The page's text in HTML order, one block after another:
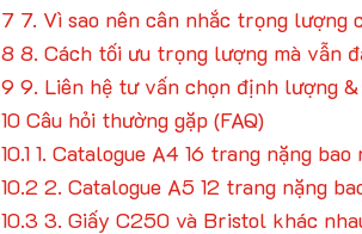
7 7. Vì sao nên cân nhắc trọng lượng
8 8. Cách tối ưu trọng lượng mà vẫn
9 9. Liên hệ tư vấn chọn định lượng
10 Câu hỏi thường gặp (FAQ)
10.1 1. Catalogue A4 16 trang nặng bao
10.2 2. Catalogue A5 12 trang nặng
10.3 3. Giấy C250 và Bristol khác